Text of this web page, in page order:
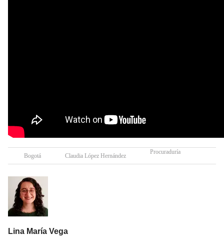
Bogotá Claudia López Hernández
Procuraduría
Lina María Vega